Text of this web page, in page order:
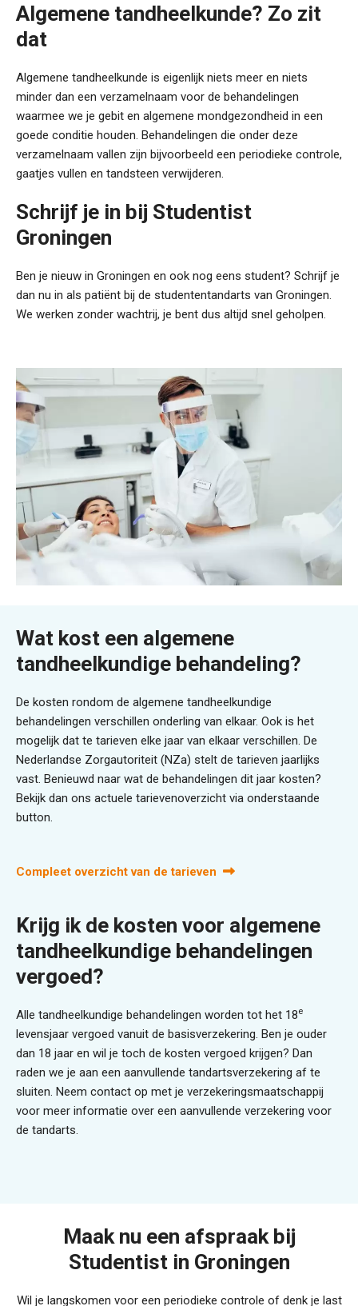
Algemene tandheelkunde? Zo zit
dat
Algemene tandheelkunde is eigenlijk niets meer en niets
minder dan een verzamelnaam voor de behandelingen
waarmee we je gebit en algemene mondgezondheid in een
goede conditie houden. Behandelingen die onder deze
verzamelnaam vallen zijn bijvoorbeeld een periodieke controle,
gaatjes vullen en tandsteen verwijderen.
Schrijf je in bij Studentist
Groningen
Ben je nieuw in Groningen en ook nog eens student? Schrijf je
dan nu in als patiënt bij de studententandarts van Groningen.
We werken zonder wachtrij, je bent dus altijd snel geholpen.
Wat kost een algemene
tandheelkundige behandeling?
De kosten rondom de algemene tandheelkundige
behandelingen verschillen onderling van elkaar. Ook is het
mogelijk dat te tarieven elke jaar van elkaar verschillen. De
Nederlandse Zorgautoriteit (NZa) stelt de tarieven jaarlijks
vast. Benieuwd naar wat de behandelingen dit jaar kosten?
Bekijk dan ons actuele tarievenoverzicht via onderstaande
button.
Compleet overzicht van de tarieven
Krijg ik de kosten voor algemene
tandheelkundige behandelingen
vergoed?
Alle tandheelkundige behandelingen worden tot het 18e
levensjaar vergoed vanuit de basisverzekering. Ben je ouder
dan 18 jaar en wil je toch de kosten vergoed krijgen? Dan
raden we je aan een aanvullende tandartsverzekering af te
sluiten. Neem contact op met je verzekeringsmaatschappij
voor meer informatie over een aanvullende verzekering voor
de tandarts.
Maak nu een afspraak bij
Studentist in Groningen
Wil je langskomen voor een periodieke controle of denk je last